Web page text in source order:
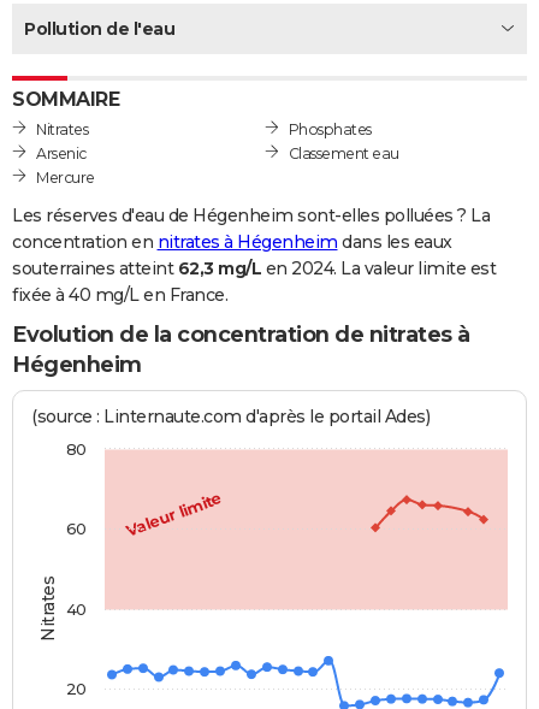
Destinations
City break
Voyage nature
Voyage de noces
Forum
Climat
+PHOTO
GUIDES D'ACHAT
BONS PLANS
CARTE DE VOEUX
Carte de Noël
Carte Bonne année
Carte Saint-Valentin
Carte Pâques
Carte d'anniversaire
DICTIONNAIRE
Dictionnaire
Biographies
Citations
Expressions
Proverbes
PROGRAMME TV
COPAINS D'AVANT
S'inscrire
Se connecter
Lycées
Collèges
Primaires
Universités
Entreprises
Service militaire
Avis de recherche
AVIS DE DÉCÈS
FORUM
Pollution de l'eau
SOMMAIRE
Nitrates
Arsenic
Mercure
Phosphates
Classement eau
Les réserves d'eau de Hégenheim sont-elles polluées ? La
concentration en nitrates à Hégenheim dans les eaux
souterraines atteint 62,3 mg/L en 2024. La valeur limite est
fixée à 40 mg/L en France.
Evolution de la concentration de nitrates à
Hégenheim
Valeur limite
Nitrates
(source : Linternaute.com d'après le portail Ades)
20
40
60
80